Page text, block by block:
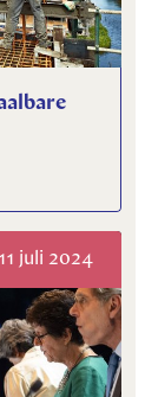
11 juli 2024